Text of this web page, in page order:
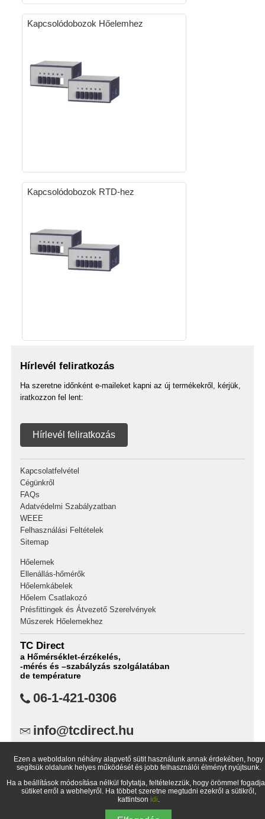
Kapcsolódobozok Hőelemhez
Kapcsolódobozok RTD-hez
Hírlevél feliratkozás
Ha szeretne időnként e-maileket kapni az új termékekről, kérjük,
iratkozzon fel lent:
Hírlevél feliratkozás
Kapcsolatfelvétel
Cégünkről
FAQs
Adatvédelmi Szabályzatban
WEEE
Felhasználási Feltételek
Sitemap
Hőelemek
Ellenállás-hőmérők
Hőelemkábelek
Hőelem Csatlakozó
Présfittingek és Átvezető Szerelvények
Műszerek Hőelemekhez
TC Direct
a Hőmérséklet-érzékelés,
-mérés és –szabályzás szolgálatában
de température
06-1-421-0306
info@tcdirect.hu
1734 Budapest Pf.: 99
Ezen a weboldalon néhány alapvető sütit használunk annak érdekében, hogy
segítsük oldalunk helyes működését és jobb felhasználói élményt nyújtsunk.
Ha a beállítások módosítása nélkül folytatja, feltételezzük, hogy örömmel
sütiket erről a webhelyről. Ha többet szeretne megtudni ezekről a sütikről,
kattintson idi.